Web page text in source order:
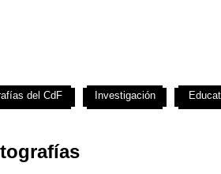
del CdF Investigación